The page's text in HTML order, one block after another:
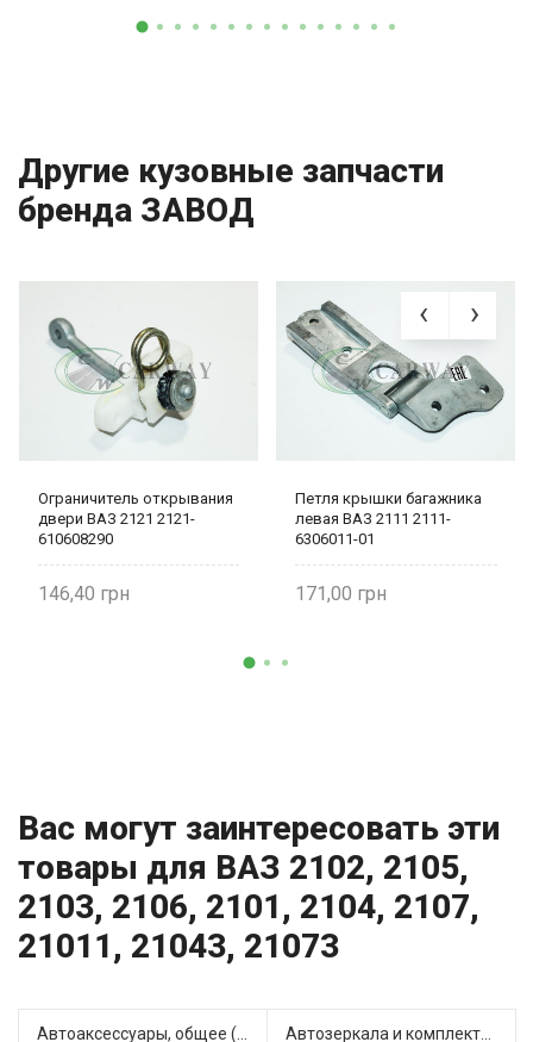
Другие кузовные запчасти
бренда ЗАВОД
Ограничитель открывания
двери ВАЗ 2121 2121-
610608290
146,40
Петля крышки багажника
левая ВАЗ 2111 2111-
6306011-01
171,00
Вас могут заинтересовать эти
товары для ВАЗ 2102, 2105,
2103, 2106, 2101, 2104, 2107,
21011, 21043, 21073
Автоаксессуары, общее (1) Автозеркала и комплектующие (11)